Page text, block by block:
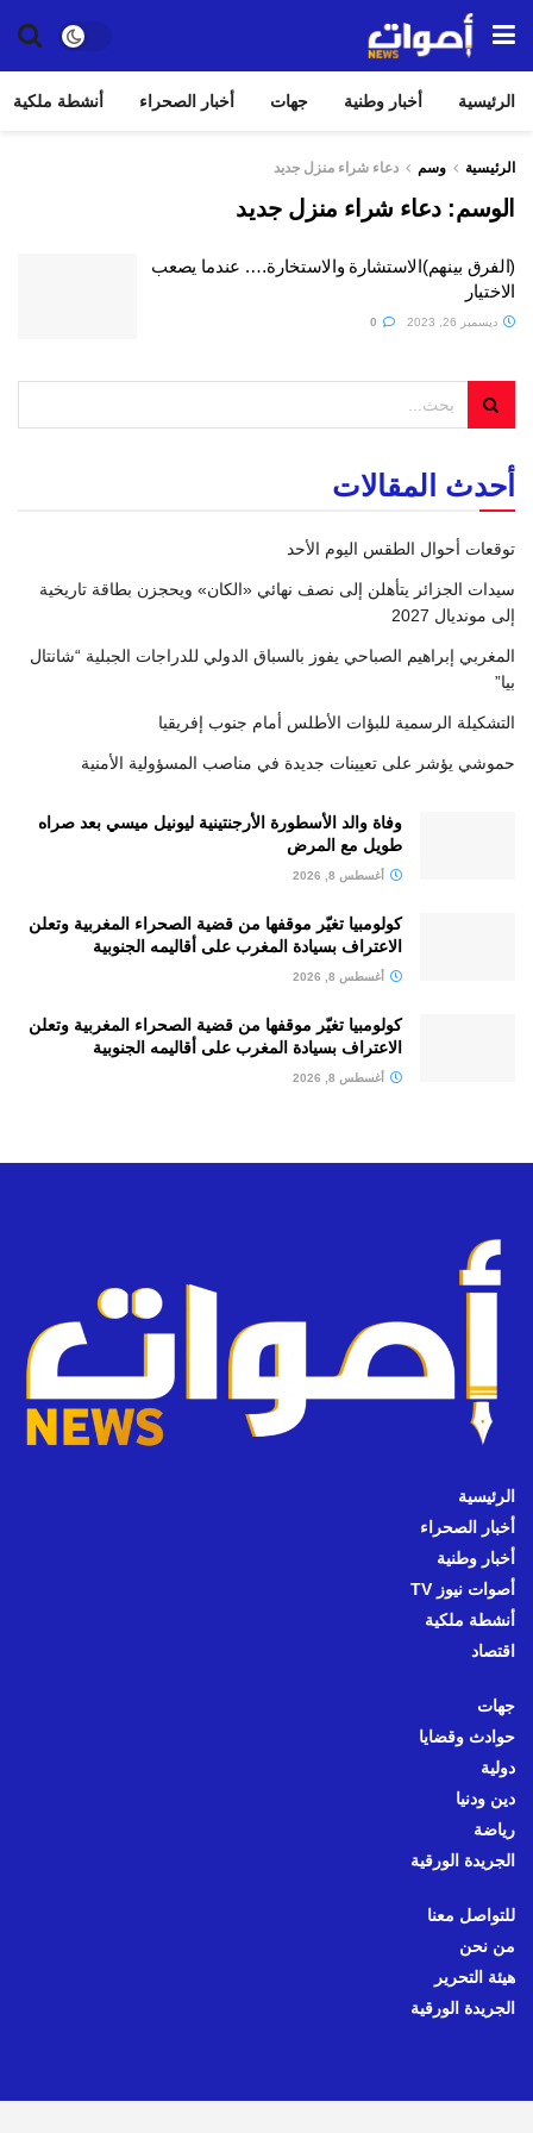
الرئيسية أخبار وطنية جهات أخبار الصحراء أنشطة ملكية
الرئيسية وسم دعاء شراء منزل جديد
الوسم:دعاء شراء منزل جديد
(الفرق بينهم)الاستشارة والاستخارة…. عندما يصعب
الاختيار
ديسمبر 26, 2023
أحدث المقالات
توقعات أحوال الطقس اليوم الأحد
سيدات الجزائر يتأهلن إلى نصف نهائي «الكان» ويحجزن بطاقة تاريخية
إلى مونديال 2027
المغربي إبراهيم الصباحي يفوز بالسباق الدولي للدراجات الجبلية “شانتال
بيا”
التشكيلة الرسمية للبؤات الأطلس أمام جنوب إفريقيا
حموشي يؤشر على تعيينات جديدة في مناصب المسؤولية الأمنية
وفاة والد الأسطورة الأرجنتينية ليونيل ميسي بعد صراه
طويل مع المرض
أغسطس 8, 2026
كولومبيا تغيّر موقفها من قضية الصحراء المغربية وتعلن
الاعتراف بسيادة المغرب على أقاليمه الجنوبية
أغسطس 8, 2026
كولومبيا تغيّر موقفها من قضية الصحراء المغربية وتعلن
الاعتراف بسيادة المغرب على أقاليمه الجنوبية
أغسطس 8, 2026
الرئيسية
أخبار الصحراء
أخبار وطنية
أصوات نيوز TV
أنشطة ملكية
اقتصاد
جهات
حوادث وقضايا
دولية
دين ودنيا
رياضة
الجريدة الورقية
للتواصل معنا
من نحن
هيئة التحرير
الجريدة الورقية